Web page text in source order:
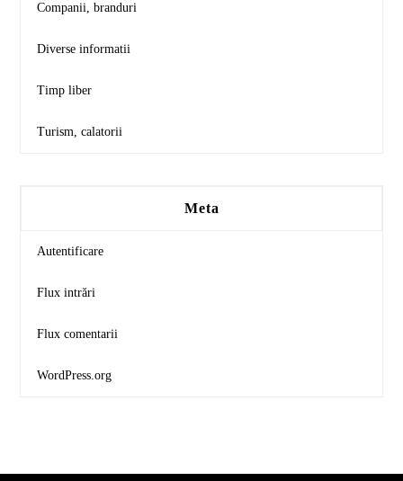
Companii, branduri
Diverse informatii
Timp liber
Turism, calatorii
Meta
Autentificare
Flux intrări
Flux comentarii
WordPress.org